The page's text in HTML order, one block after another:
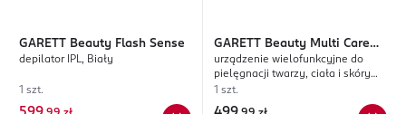
GARETT Beauty Flash Sense
depilator IPL, Biały
1 szt.
GARETT
Beauty Multi Care
Brush
urządzenie wielofunkcyjne do
pielęgnacji twarzy, ciała i skóry
głowy
1 szt.